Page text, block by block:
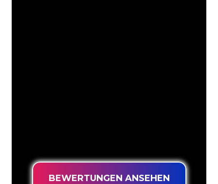
BEWERTUNGEN ANSEHEN